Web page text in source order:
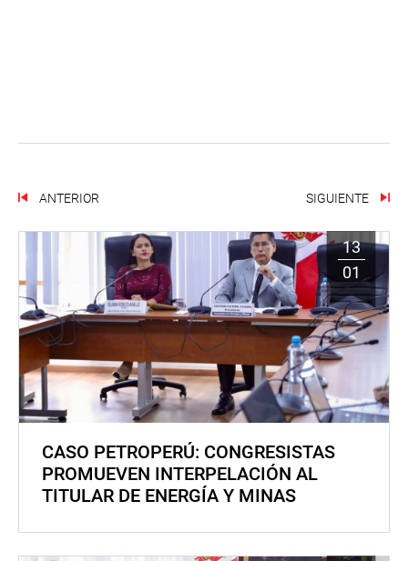
ANTERIOR SIGUIENTE
13
01
CASO PETROPERÚ: CONGRESISTAS
PROMUEVEN INTERPELACIÓN AL
TITULAR DE ENERGÍA Y MINAS